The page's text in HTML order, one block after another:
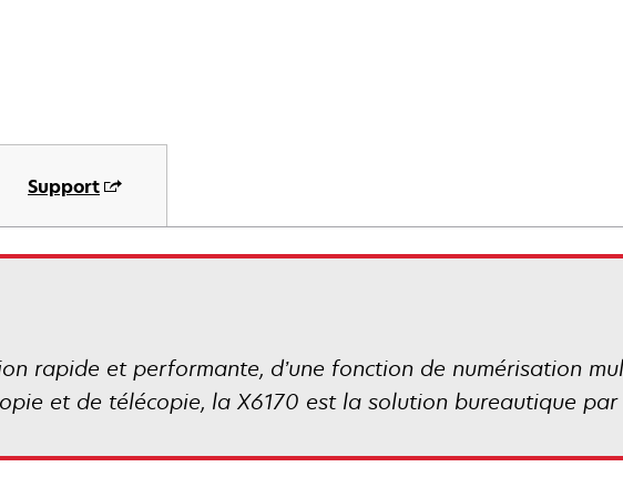
Support
rapide et performante, d’une fonction de numérisation
et de télécopie, la X6170 est la solution bureautique par